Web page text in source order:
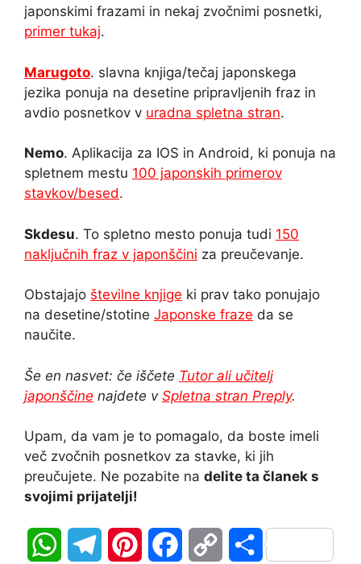
japonskimi frazami in nekaj zvočnimi posnetki,
primer tukaj.
Marugoto. slavna knjiga/tečaj japonskega
jezika ponuja na desetine pripravljenih fraz in
avdio posnetkov v uradna spletna stran.
Nemo. Aplikacija za IOS in Android, ki ponuja na
spletnem mestu 100 japonskih primerov
stavkov/besed.
Skdesu. To spletno mesto ponuja tudi 150
naključnih fraz v japonščini za preučevanje.
Obstajajo številne knjige ki prav tako ponujajo
na desetine/stotine Japonske fraze da se
naučite.
Še en nasvet: če iščete Tutor ali učitelj
japonščine najdete v Spletna stran Preply.
Upam, da vam je to pomagalo, da boste imeli
več zvočnih posnetkov za stavke, ki jih
preučujete. Ne pozabite na delite ta članek s
svojimi prijatelji!
W S